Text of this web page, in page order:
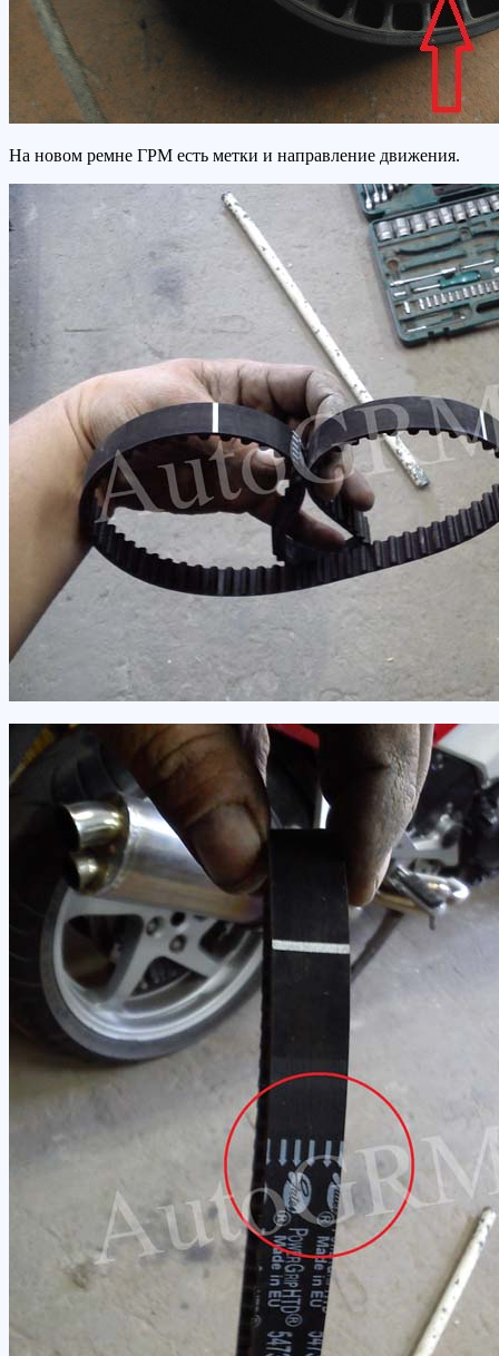
На новом ремне ГРМ есть метки и направление движения.